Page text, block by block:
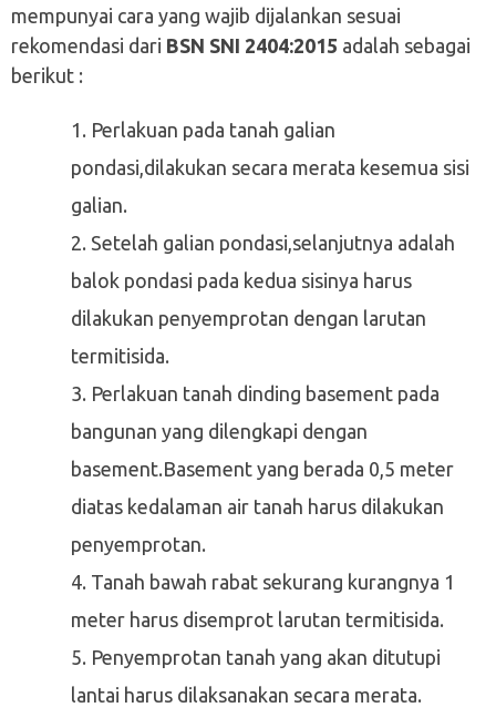
mempunyai cara yang wajib dijalankan sesuai
rekomendasi dari BSN SNI 2404:2015 adalah sebagai
berikut :
Perlakuan pada tanah galian
pondasi,dilakukan secara merata kesemua sisi
galian.
Setelah galian pondasi,selanjutnya adalah
balok pondasi pada kedua sisinya harus
dilakukan penyemprotan dengan larutan
termitisida.
Perlakuan tanah dinding basement pada
bangunan yang dilengkapi dengan
basement.Basement yang berada 0,5 meter
diatas kedalaman air tanah harus dilakukan
penyemprotan.
Tanah bawah rabat sekurang kurangnya 1
meter harus disemprot larutan termitisida.
Penyemprotan tanah yang akan ditutupi
lantai harus dilaksanakan secara merata.